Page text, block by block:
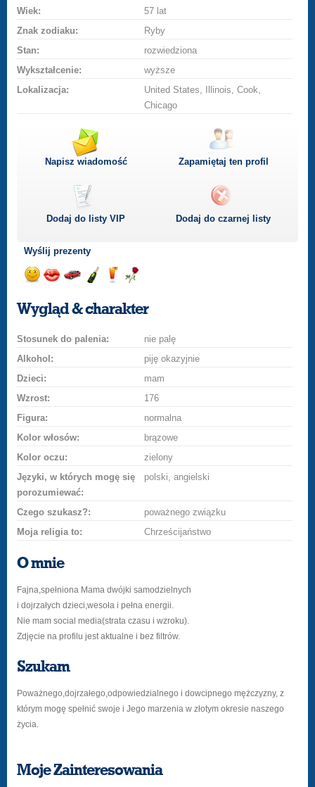
Wiek:
57 lat
Znak zodiaku:
Ryby
Stan:
rozwiedziona
Wykształcenie:
wyższe
Lokalizacja:
United States, Illinois, Cook,
Chicago
Napisz wiadomość Zapamiętaj ten profil
Dodaj do listyVIP Dodaj do czarnej listy
Wyślij prezenty
uśmiech
buziakasamochodem
szampana
drinka
różę
Wygląd & charakter
Stosunek do palenia:
nie palę
Alkohol:
piję okazyjnie
Dzieci:
mam
Wzrost:
176
Figura:
normalna
Kolor włosów:
brązowe
Kolor oczu:
zielony
Języki, w których mogę się
porozumiewać:
polski, angielski
Czego szukasz?:
poważnego związku
Moja religia to:
Chrześcijaństwo
O mnie
Fajna,spełniona Mama dwójki samodzielnych
i dojrzałych dzieci,wesoła i pełna energii.
Nie mam social media(strata czasu i wzroku).
Zdjęcie na profilu jest aktualne i bez filtrów.
Szukam
Poważnego,dojrzałego,odpowiedzialnego i dowcipnego mężczyzny, z
którym mogę spełnić swoje i Jego marzenia w złotym okresie naszego
życia.
Moje Zainteresowania